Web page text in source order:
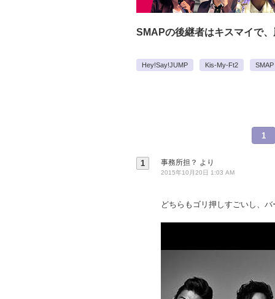
SMAPの後継者はキスマイで
Hey!Say!JUMP Kis-My-Ft2 SMAP
1
1 事務所担？ より
2015年10月20日 1:03 AM
どちらもゴリ押しすごいし、